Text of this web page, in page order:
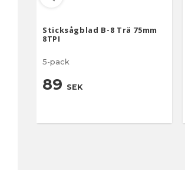
Sticksågblad B-8 Trä 75mm
8TPI
5-pack
89 SEK